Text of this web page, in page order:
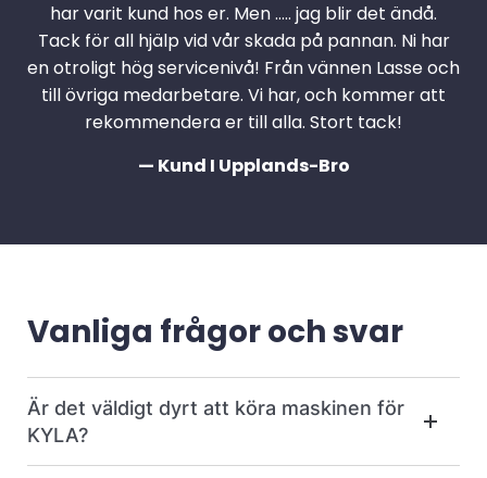
har varit kund hos er. Men ….. jag blir det ändå.
Tack för all hjälp vid vår skada på pannan. Ni har
en otroligt hög servicenivå! Från vännen Lasse och
till övriga medarbetare. Vi har, och kommer att
rekommendera er till alla. Stort tack!
— Kund I Upplands-Bro
Vanliga frågor och svar
Är det väldigt dyrt att köra maskinen för
KYLA?